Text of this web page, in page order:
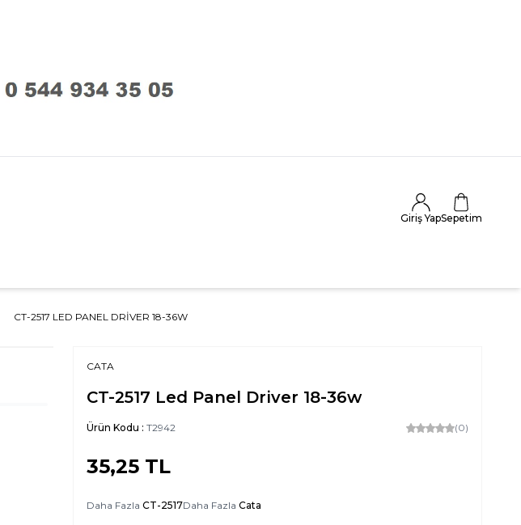
Giriş YapSepetim
CT-2517 LED PANEL DRIVER 18-36W
CATA
CT-2517 Led Panel Driver 18-36w
Ürün Kodu : T2942 (0)
35,25 TL
Daha Fazla CT-2517Daha Fazla Cata